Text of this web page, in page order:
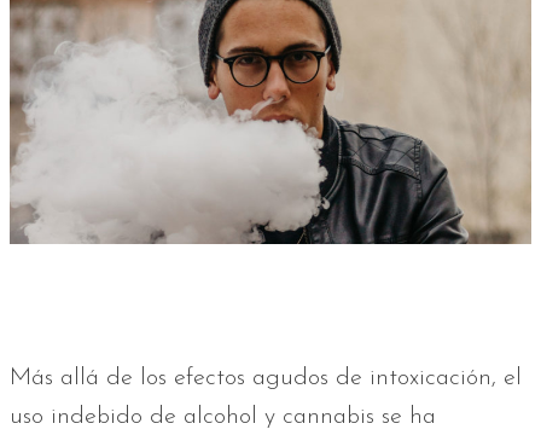
Más allá de los efectos agudos de intoxicación, el
uso indebido de alcohol y cannabis se ha